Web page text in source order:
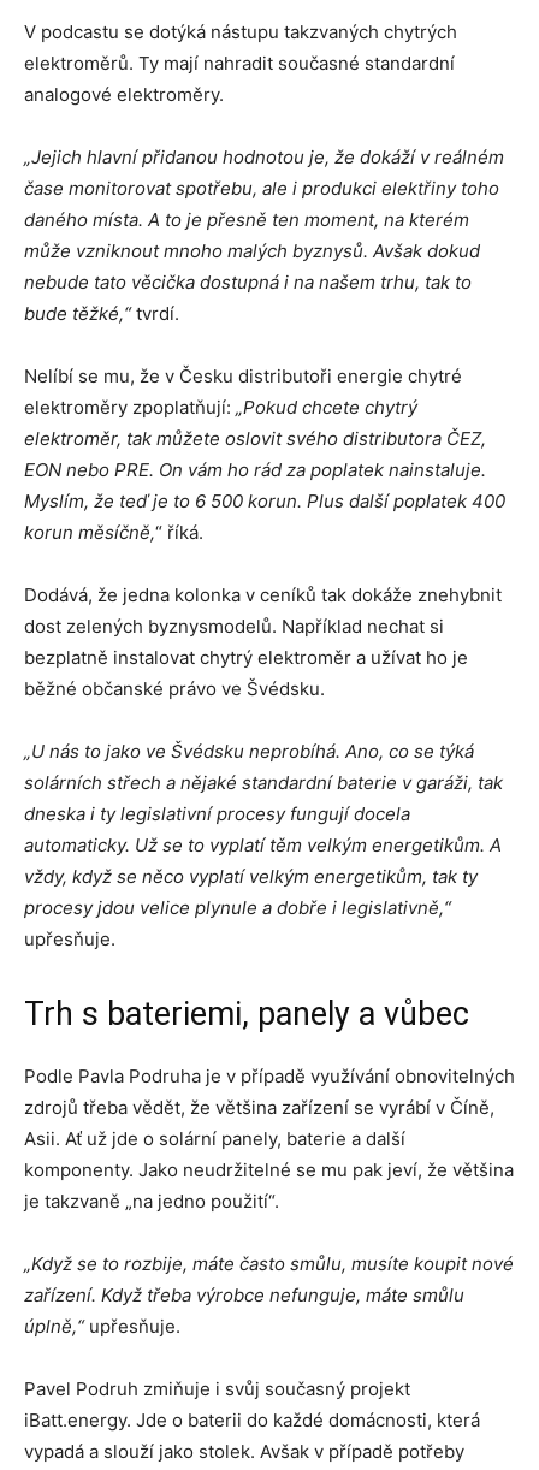
V podcastu se dotýká nástupu takzvaných chytrých
elektroměrů. Ty mají nahradit současné standardní
analogové elektroměry.
„Jejich hlavní přidanou hodnotou je, že dokáží v reálném
čase monitorovat spotřebu, ale i produkci elektřiny toho
daného místa. A to je přesně ten moment, na kterém
může vzniknout mnoho malých byznysů. Avšak dokud
nebude tato věcička dostupná i na našem trhu, tak to
bude těžké,“tvrdí.
Nelíbí se mu, že v Česku distributoři energie chytré
elektroměry zpoplatňují: „Pokud chcete chytrý
elektroměr, tak můžete oslovit svého distributora ČEZ,
EON nebo PRE. On vám ho rád za poplatek nainstaluje.
Myslím, že teď je to 6 500 korun. Plus další poplatek 400
korun měsíčně,“ říká.
Dodává, že jedna kolonka v ceníků tak dokáže znehybnit
dost zelených byznysmodelů. Například nechat si
bezplatně instalovat chytrý elektroměr a užívat ho je
běžné občanské právo ve Švédsku.
„U nás to jako ve Švédsku neprobíhá. Ano, co se týká
solárních střech a nějaké standardní baterie v garáži, tak
dneska i ty legislativní procesy fungují docela
automaticky. Už se to vyplatí těm velkým energetikům. A
vždy, když se něco vyplatí velkým energetikům, tak ty
procesy jdou velice plynule a dobře i legislativně,“
upřesňuje.
Trh s bateriemi, panely a vůbec
Podle Pavla Podruha je v případě využívání obnovitelných
zdrojů třeba vědět, že většina zařízení se vyrábí v Číně,
Asii. Ať už jde o solární panely, baterie a další
komponenty. Jako neudržitelné se mu pak jeví, že většina
je takzvaně „na jedno použití“.
„Když se to rozbije, máte často smůlu, musíte koupit nové
zařízení. Když třeba výrobce nefunguje, máte smůlu
úplně,“ upřesňuje.
Pavel Podruh zmiňuje i svůj současný projekt
iBatt.energy. Jde o baterii do každé domácnosti, která
vypadá a slouží jako stolek. Avšak v případě potřeby